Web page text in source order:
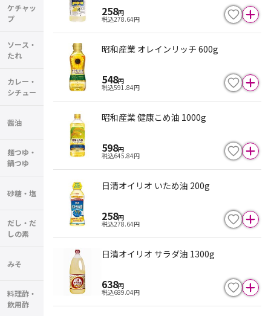
ケチャッ
プ
ソース・
たれ
カレー・
シチュー
醤油
麺つゆ・
鍋つゆ
砂糖・塩
だし・だ
しの素
みそ
料理酢・
飲用酢
258円
税込278.64円
昭和産業 オレインリッチ 600g
548円
税込591.84円
昭和産業 健康こめ油 1000g
598円
税込645.84円
日清オイリオ いため油 200g
258円
税込278.64円
日清オイリオ サラダ油 1300g
638円
税込689.04円